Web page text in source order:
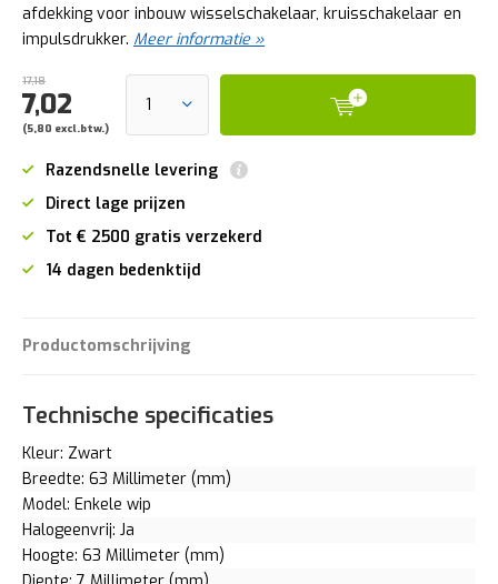
afdekking voor inbouw wisselschakelaar, kruisschakelaar en
impulsdrukker. Meer informatie »
17,18
7,02
(5,80 excl.btw.)
Razendsnelle levering
Direct lage prijzen
Tot € 2500 gratis verzekerd
14 dagen bedenktijd
Productomschrijving
Technische specificaties
Kleur: Zwart
Breedte: 63 Millimeter (mm)
Model: Enkele wip
Halogeenvrij: Ja
Hoogte: 63 Millimeter (mm)